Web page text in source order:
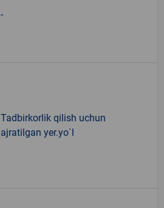
-
Tadbirkorlik qilish uchun
ajratilgan yer.yo`l